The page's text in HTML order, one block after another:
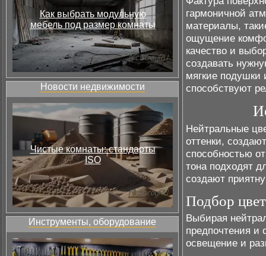
Как выбрать модульную
мебель под размер комнаты
Новости недвижимости
Чистые комнаты: стандарты
ISO
Инструменты, оборудование
гармоничной
материалы,
ощущение
качество и
создавать
мягкие подушки
способствуют
Нейтральные
оттенки,
способностью
тона подходят
создают
Подбор
Выбирая
предпочтения и
освещение и